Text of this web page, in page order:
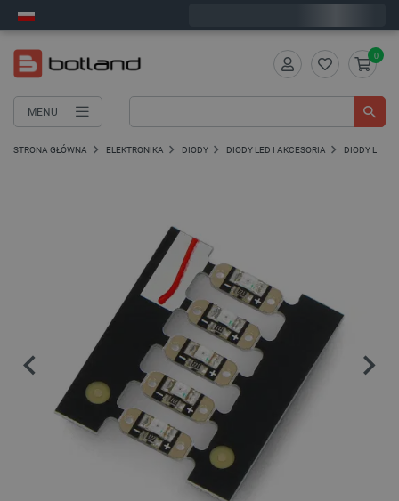
MENU
0
STRONA GŁÓWNA ELEKTRONIKA DIODY DIODY LED I AKCESORIA DIODY LED